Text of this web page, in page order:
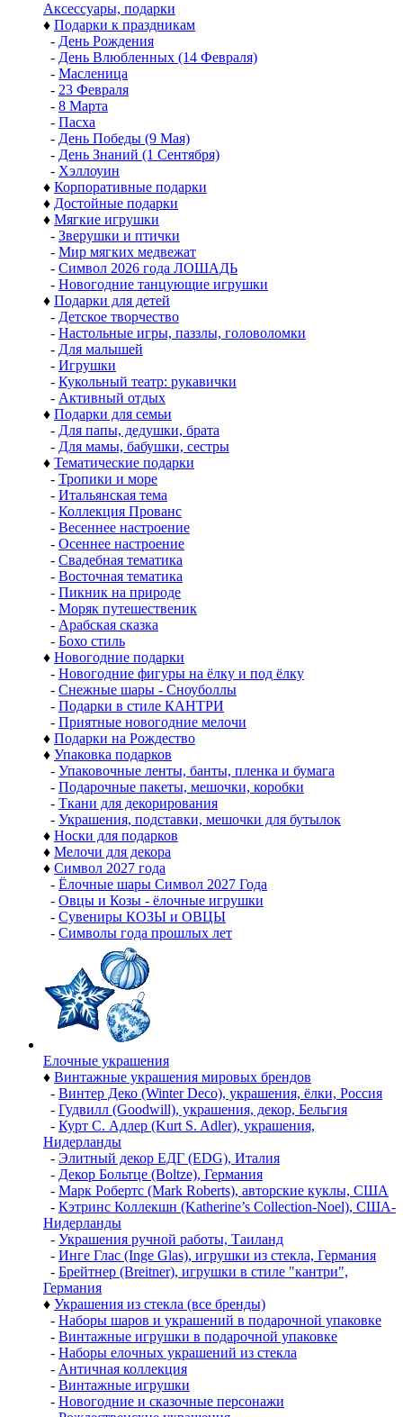
Аксессуары, подарки
♦ Подарки к праздникам
- День Рождения
- День Влюбленных (14 Февраля)
- Масленица
- 23 Февраля
- 8 Марта
- Пасха
- День Победы (9 Мая)
- День Знаний (1 Сентября)
- Хэллоуин
♦ Корпоративные подарки
♦ Достойные подарки
♦ Мягкие игрушки
- Зверушки и птички
- Мир мягких медвежат
- Символ 2026 года ЛОШАДЬ
- Новогодние танцующие игрушки
♦ Подарки для детей
- Детское творчество
- Настольные игры, паззлы, головоломки
- Для малышей
- Игрушки
- Кукольный театр: рукавички
- Активный отдых
♦ Подарки для семьи
- Для папы, дедушки, брата
- Для мамы, бабушки, сестры
♦ Тематические подарки
- Тропики и море
- Итальянская тема
- Коллекция Прованс
- Весеннее настроение
- Осеннее настроение
- Свадебная тематика
- Восточная тематика
- Пикник на природе
- Моряк путешественик
- Арабская сказка
- Бохо стиль
♦ Новогодние подарки
- Новогодние фигуры на ёлку и под ёлку
- Снежные шары - Сноуболлы
- Подарки в стиле КАНТРИ
- Приятные новогодние мелочи
♦ Подарки на Рождество
♦ Упаковка подарков
- Упаковочные ленты, банты, пленка и бумага
- Подарочные пакеты, мешочки, коробки
- Ткани для декорирования
- Украшения, подставки, мешочки для бутылок
♦ Носки для подарков
♦ Мелочи для декора
♦ Символ 2027 года
- Ёлочные шары Символ 2027 Года
- Овцы и Козы - ёлочные игрушки
- Сувениры КОЗЫ и ОВЦЫ
- Символы года прошлых лет
Елочные украшения
♦ Винтажные украшения мировых брендов
- Винтер Деко (Winter Deco), украшения, ёлки, Россия
- Гудвилл (Goodwill), украшения, декор, Бельгия
- Курт С. Адлер (Kurt S. Adler), украшения,
Нидерланды
- Элитный декор ЕДГ (EDG), Италия
- Декор Больтце (Boltze), Германия
- Марк Робертс (Mark Roberts), авторские куклы, США
- Кэтринс Коллекшн (Katherine’s Collection-Noel), США-
Нидерланды
- Украшения ручной работы, Таиланд
- Инге Глас (Inge Glas), игрушки из стекла, Германия
- Брейтнер (Breitner), игрушки в стиле "кантри",
Германия
♦ Украшения из стекла (все бренды)
- Наборы шаров и украшений в подарочной упаковке
- Винтажные игрушки в подарочной упаковке
- Наборы елочных украшений из стекла
- Античная коллекция
- Винтажные игрушки
- Новогодние и сказочные персонажи